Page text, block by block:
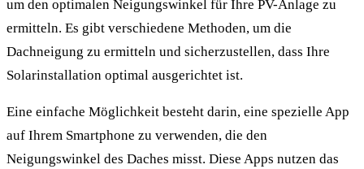
um den optimalen Neigungswinkel für Ihre PV-Anlage zu
ermitteln. Es gibt verschiedene Methoden, um die
Dachneigung zu ermitteln und sicherzustellen, dass Ihre
Solarinstallation optimal ausgerichtet ist.
Eine einfache Möglichkeit besteht darin, eine spezielle App
auf Ihrem Smartphone zu verwenden, die den
Neigungswinkel des Daches misst. Diese Apps nutzen das